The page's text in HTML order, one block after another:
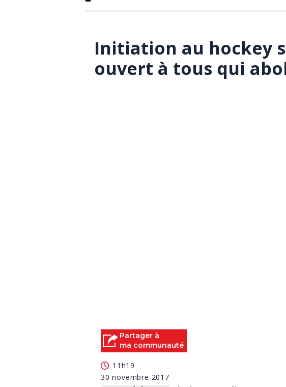
Initiation au hockey
ouvert à tous qui
Partager à
ma communauté
11h19
30 novembre 2017